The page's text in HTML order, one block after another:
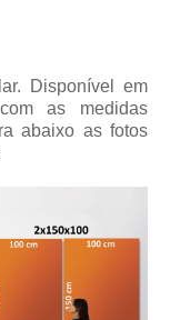
Disponível em
as medidas
abaixo as fotos